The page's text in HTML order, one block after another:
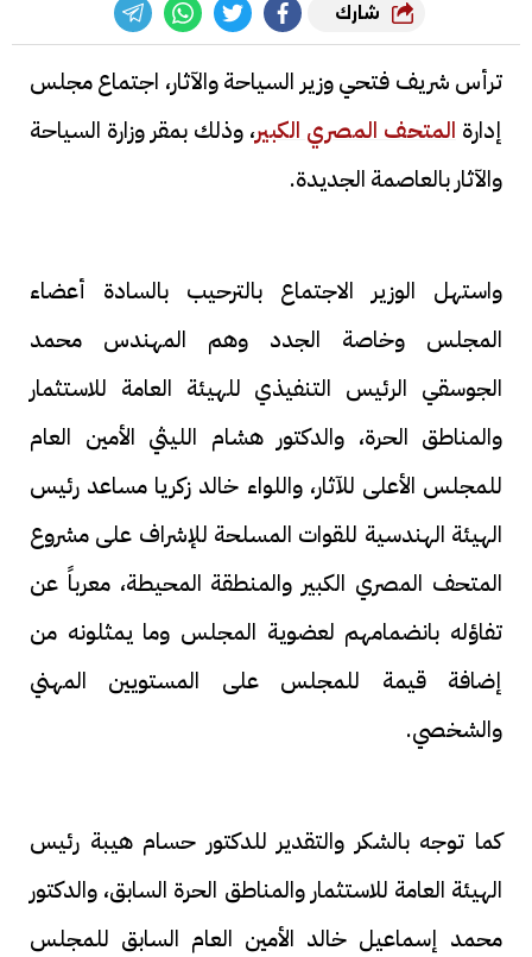
شارك
ترأس شريف فتحي وزير السياحة والآثار، اجتماع مجلس
إدارة المتحف المصري الكبير، وذلك بمقر وزارة السياحة
والآثار بالعاصمة الجديدة.
واستهل الوزير الاجتماع بالترحيب بالسادة أعضاء
المجلس وخاصة الجدد وهم المهندس محمد
الجوسقي الرئيس التنفيذي للهيئة العامة للاستثمار
والمناطق الحرة، والدكتور هشام الليثي الأمين العام
للمجلس الأعلى للآثار، واللواء خالد زكريا مساعد رئيس
الهيئة الهندسية للقوات المسلحة للإشراف على مشروع
المتحف المصري الكبير والمنطقة المحيطة، معرباً عن
تفاؤله بانضمامهم لعضوية المجلس وما يمثلونه من
إضافة قيمة للمجلس على المستويين المهني
والشخصي.
كما توجه بالشكر والتقدير للدكتور حسام هيبة رئيس
الهيئة العامة للاستثمار والمناطق الحرة السابق، والدكتور
محمد إسماعيل خالد الأمين العام السابق للمجلس